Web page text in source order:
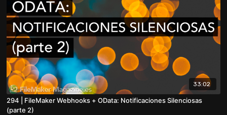
33:02
294 | FileMaker Webhooks + OData: Notificaciones Silenciosas
(parte 2)